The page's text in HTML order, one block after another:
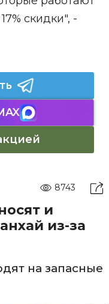
скидки", -
8743
и
из-за
на запасные